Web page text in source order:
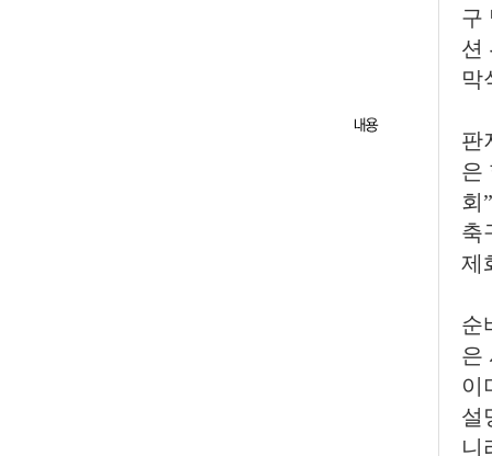
구
션
막
판
은
회
축
제
순
은
이
설
니